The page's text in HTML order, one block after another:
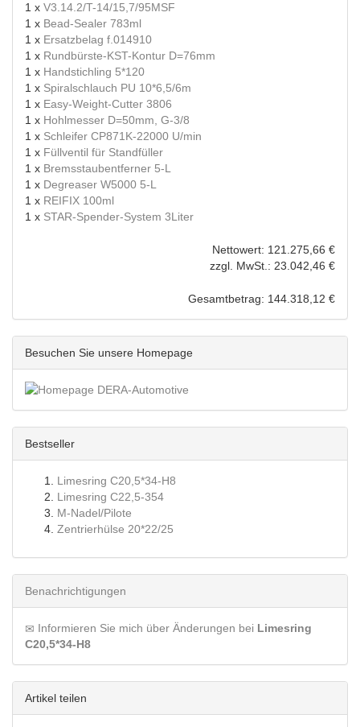
1 x V3.14.2/T-14/15,7/95MSF
1 x Bead-Sealer 783ml
1 x Ersatzbelag f.014910
1 x Rundbürste-KST-Kontur D=76mm
1 x Handstichling 5*120
1 x Spiralschlauch PU 10*6,5/6m
1 x Easy-Weight-Cutter 3806
1 x Hohlmesser D=50mm, G-3/8
1 x Schleifer CP871K-22000 U/min
1 x Füllventil für Standfüller
1 x Bremsstaubentferner 5-L
1 x Degreaser W5000 5-L
1 x REIFIX 100ml
1 x STAR-Spender-System 3Liter
Nettowert: 121.275,66 €
zzgl. MwSt.: 23.042,46 €
Gesamtbetrag: 144.318,12 €
Besuchen Sie unsere Homepage
Bestseller
Limesring C20,5*34-H8
Limesring C22,5-354
M-Nadel/Pilote
Zentrierhülse 20*22/25
Benachrichtigungen
Informieren Sie mich über Änderungen bei Limesring
C20,5*34-H8
Artikel teilen